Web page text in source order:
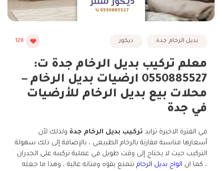
بديل الرخام جدة ديكور 128
معلم تركيب بديل الرخام جدة ت:
0550885527 ارضيات بديل الرخام –
محلات بيع بديل الرخام للأرضيات
في جدة
في الفترة الاخيرة تزايد تركيب بديل الرخام جدة ولذلك لأن
أسعارها مناسبة مقارنة بالرخام الطبيعي ، بالإضافة إلى ذلك سهولة
التركيب حيث لا يحتاج إلى وقت طويل في عملية تركيبه على الجدران
، كما ان الواح بديل الرخام تتمتع بقوه ومتانه عالية ، وهذا ما جعله